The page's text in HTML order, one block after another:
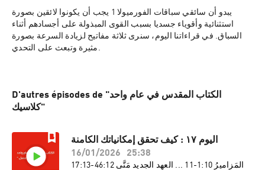
يبدو أن سائقي سباقات الفورميولا 1 يجب أن يكونوا لائقين بصورة
استثنائية وأقوياء جسديا بسبب القوى المبذولة على أجسادهم أثناء
السباق. في قراءاتنا اليوم، سنرى ثلاثة مفاتيح لزيادة السرعة بصورة
مثيرة وتبعث على التحدي.
D'autres épisodes de "الكتاب المقدس في عام واحد
كلاسيك"
اليوم ١٧ : كيف تحقق إمكانياتك الكامنة
16/01/2026
25:38
المَزاميرُ 10:‏1-‏11 ... العهد الجديد مَتَّى 12:‏46-‏13:‏17